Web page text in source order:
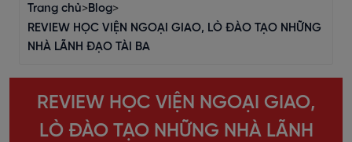
Trang chủ>Blog>
REVIEW HỌC VIỆN NGOẠI GIAO, LÒ ĐÀO TẠO NHỮNG
NHÀ LÃNH ĐẠO TÀI BA
REVIEW HỌC VIỆN NGOẠI GIAO,
LÒ ĐÀO TẠO NHỮNG NHÀ LÃNH